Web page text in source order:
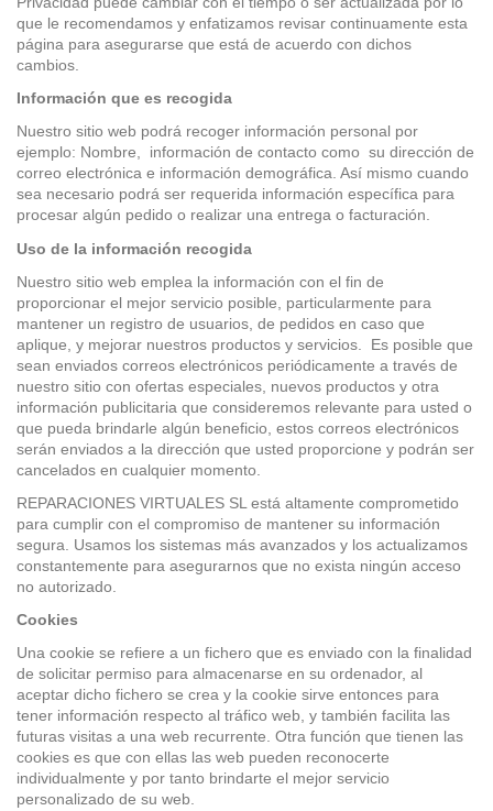
Altavoces Gaming
Alfombrillas gaming
Componentes y periféricos
Accesorios PC
Cables y adaptadores informática
Android tv
Proyectores
Domótica
Hogar
que le recomendamos y enfatizamos revisar continuamente esta
página para asegurarse que está de acuerdo con dichos
cambios.
Información que es recogida
Nuestro sitio web podrá recoger información personal por
ejemplo: Nombre, información de contacto como su dirección de
correo electrónica e información demográfica. Así mismo cuando
sea necesario podrá ser requerida información específica para
procesar algún pedido o realizar una entrega o facturación.
Uso de la información recogida
Nuestro sitio web emplea la información con el fin de
proporcionar el mejor servicio posible, particularmente para
mantener un registro de usuarios, de pedidos en caso que
aplique, y mejorar nuestros productos y servicios. Es posible que
sean enviados correos electrónicos periódicamente a través de
nuestro sitio con ofertas especiales, nuevos productos y otra
información publicitaria que consideremos relevante para usted o
que pueda brindarle algún beneficio, estos correos electrónicos
serán enviados a la dirección que usted proporcione y podrán ser
cancelados en cualquier momento.
REPARACIONES VIRTUALES SL está altamente comprometido
para cumplir con el compromiso de mantener su información
segura. Usamos los sistemas más avanzados y los actualizamos
constantemente para asegurarnos que no exista ningún acceso
no autorizado.
Cookies
Una cookie se refiere a un fichero que es enviado con la finalidad
de solicitar permiso para almacenarse en su ordenador, al
aceptar dicho fichero se crea y la cookie sirve entonces para
tener información respecto al tráfico web, y también facilita las
futuras visitas a una web recurrente. Otra función que tienen las
cookies es que con ellas las web pueden reconocerte
individualmente y por tanto brindarte el mejor servicio
personalizado de su web.